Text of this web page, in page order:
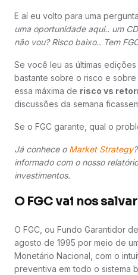
E aí eu volto para uma
uma oportunidade aqui.. um
não vou? Risco baixo.. Tem
Se você leu as últimas
bastante sobre o risco e
essa máxima de risco vs
discussões da semana
Se o FGC garante, qual o
Já conhece o Market Strategy
informado com o nosso
investimentos.
O FGC vai nos
O FGC, ou Fundo Garantidor
agosto de 1995 por meio de
Monetário Nacional, com o
preventiva em todo o sistema